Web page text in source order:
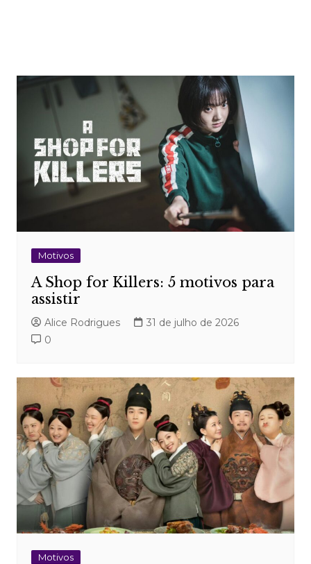
Motivos
A Shop for Killers: 5 motivos para
assistir
Alice Rodrigues
31 de julho de 2026
0
Motivos